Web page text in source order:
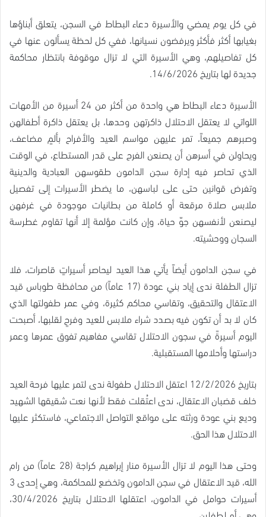
في كل يوم يمضي والأسيرة دعاء البطاط في السجن، يتعلق أبناؤها
بغيابها أكثر فأكثر ويرفضون نسيانها، ففي كل لحظة يسألون عنها في
كل تفاصيلهم، وهي الأسيرة التي لا تزال موقوفة بانتظار محاكمة
جديدة لها بتاريخ 14/6/2026.
الأسيرة دعاء البطاط هي واحدة من أكثر من 24 أسيرة من الأمهات
اللواتي لا يعتقل الاحتلال ذاكرتهن وحدها، بل يعتقل ذاكرة أطفالهن
وصبرهم جميعاً، تمر عليهن مواسم العيد والأفراح بألمٍ مضاعف،
ويحاولن في أسرهن أن يصنعن الفرح على قدر المستطاع، في الوقت
الذي تحاصر فيه إدارة سجن الدامون طقوسهن العبادية والدينية
وتفرض قوانين حتى على لباسهن، ما يضطر الأسيرات إلى تفصيل
ملابس صلاة مرقعة أو كاملة من بطانيات موجودة في غرفهن
ليصنعن لأنفسهن جوّ حياة، وإن كانت مؤلمة إلا أنها تقاوم غطرسة
السجان ووحشيته.
في سجن الدامون أيضاً يأتي هذا العيد ليحاصر أسيراتٍ قاصرات، فلا
تزال الطفلة ندى إياد بني عودة (17 عاماً) من محافظة طوباس قيد
الاعتقال والتحقيق، وتقاسي محاكم كثيرة، وفي عمر طفولتها الذي
كان لا بد أن تكون فيه بصدد شراء ملابس للعيد وفرحٍ لقلبها، أصبحت
اليوم أسيرةً في سجون الاحتلال تقاسي مفاهيم تفوق عمرها وعمر
دراستها وأحلامها المستقبلية.
بتاريخ 12/2/2026 اعتقل الاحتلال طفولة ندى لتمر عليها فرحة العيد
خلف قضبان الاعتقال، ندى اعتُقلت فقط لأنها نعت شقيقها الشهيد
وديع بني عودة ورثته على مواقع التواصل الاجتماعي، فاستكثر عليها
الاحتلال هذا الحق.
وحتى هذا اليوم لا تزال الأسيرة منار إبراهيم كراجة (28 عاماً) من رام
الله، قيد الاعتقال في سجن الدامون وتخضع للمحاكمة، وهي إحدى 3
أسيرات حوامل في الدامون، اعتقلها الاحتلال بتاريخ 30/4/2026،